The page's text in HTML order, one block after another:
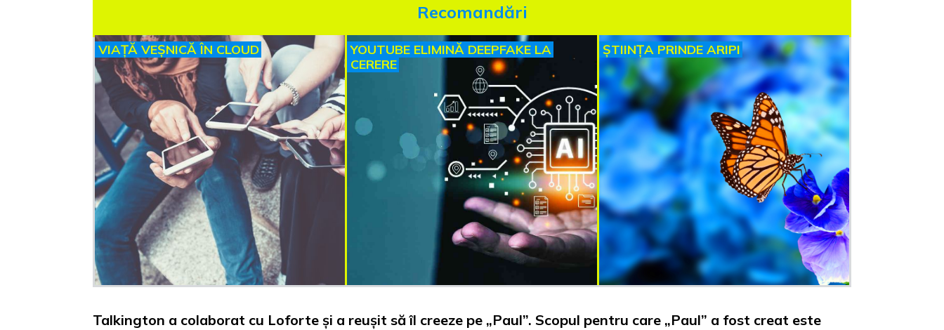
Recomandări
VIAȚĂ VEȘNICĂ ÎN CLOUD
YOUTUBE ELIMINĂ DEEPFAKE LA
CERERE
ȘTIINȚA PRINDE ARIPI
Talkington a colaborat cu Loforte și a reușit să îl creeze pe „Paul”. Scopul pentru care „Paul” a fost creat este